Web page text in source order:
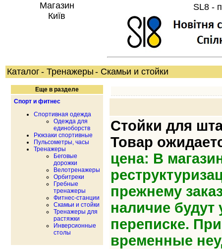
Магазин
Київ
SL8 -
Каталог - Тренажеры - Скамьи и стойки
Еще в разделе
Спорт и фитнес
Спортивная одежда
Одежда для
единоборств
Рюкзаки спортивные
Пульсометры, часы
Тренажеры
Беговые
дорожки
Велотренажеры
Орбитреки
Гребные
тренажеры
Фитнес-станции
Скамьи и стойки
Тренажеры для
растяжки
Инверсионные
столы
Стойки для
Товар
цена: В
прежнему
наличие будут
переписке.
временные